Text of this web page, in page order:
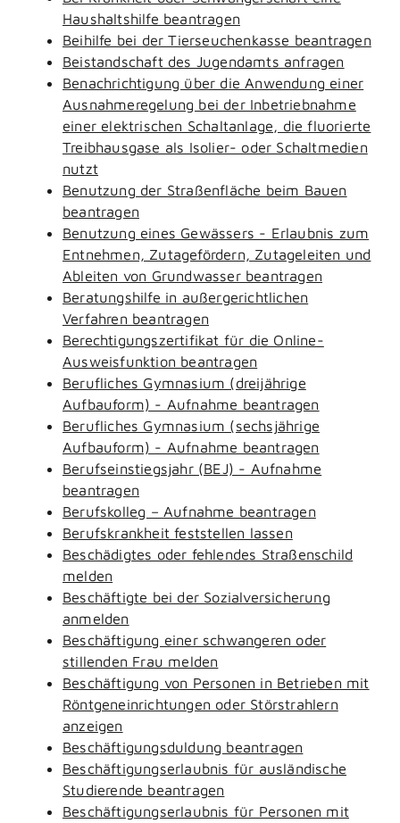
Haushaltshilfe beantragen
Beihilfe bei der Tierseuchenkasse beantragen
Beistandschaft des Jugendamts anfragen
Benachrichtigung über die Anwendung einer
Ausnahmeregelung bei der Inbetriebnahme
einer elektrischen Schaltanlage, die fluorierte
Treibhausgase als Isolier- oder Schaltmedien
nutzt
Benutzung der Straßenfläche beim Bauen
beantragen
Benutzung eines Gewässers - Erlaubnis zum
Entnehmen, Zutagefördern, Zutageleiten und
Ableiten von Grundwasser beantragen
Beratungshilfe in außergerichtlichen
Verfahren beantragen
Berechtigungszertifikat für die Online-
Ausweisfunktion beantragen
Berufliches Gymnasium (dreijährige
Aufbauform) - Aufnahme beantragen
Berufliches Gymnasium (sechsjährige
Aufbauform) - Aufnahme beantragen
Berufseinstiegsjahr (BEJ) - Aufnahme
beantragen
Berufskolleg – Aufnahme beantragen
Berufskrankheit feststellen lassen
Beschädigtes oder fehlendes Straßenschild
melden
Beschäftigte bei der Sozialversicherung
anmelden
Beschäftigung einer schwangeren oder
stillenden Frau melden
Beschäftigung von Personen in Betrieben mit
Röntgeneinrichtungen oder Störstrahlern
anzeigen
Beschäftigungsduldung beantragen
Beschäftigungserlaubnis für ausländische
Studierende beantragen
Beschäftigungserlaubnis für Personen mit